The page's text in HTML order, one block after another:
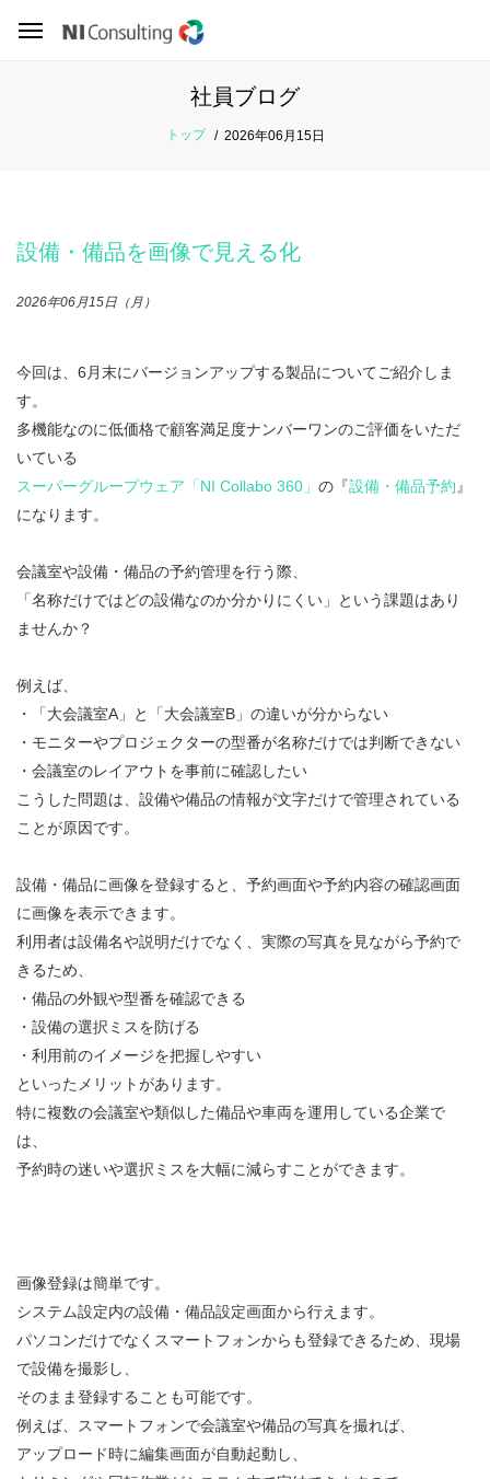
社員ブログ
トップ 2026年06月15日
設備・備品を画像で見える化
2026年06月15日（月）
今回は、6月末にバージョンアップする製品についてご紹介しま
す。
多機能なのに低価格で顧客満足度ナンバーワンのご評価をいただ
いている
スーパーグループウェア「NI Collabo 360」 の『設備・備品予約 』
になります。
会議室や設備・備品の予約管理を行う際、
「名称だけではどの設備なのか分かりにくい」という課題はあり
ませんか？
例えば、
・「大会議室A」と「大会議室B」の違いが分からない
・モニターやプロジェクターの型番が名称だけでは判断できない
・会議室のレイアウトを事前に確認したい
こうした問題は、設備や備品の情報が文字だけで管理されている
ことが原因です。
設備・備品に画像を登録すると、予約画面や予約内容の確認画面
に画像を表示できます。
利用者は設備名や説明だけでなく、実際の写真を見ながら予約で
きるため、
・備品の外観や型番を確認できる
・設備の選択ミスを防げる
・利用前のイメージを把握しやすい
といったメリットがあります。
特に複数の会議室や類似した備品や車両を運用している企業で
は、
予約時の迷いや選択ミスを大幅に減らすことができます。
画像登録は簡単です。
システム設定内の設備・備品設定画面から行えます。
パソコンだけでなくスマートフォンからも登録できるため、現場
で設備を撮影し、
そのまま登録することも可能です。
例えば、スマートフォンで会議室や備品の写真を撮れば、
アップロード時に編集画面が自動起動し、